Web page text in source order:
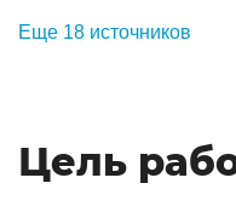
Еще 18 источников
Цель